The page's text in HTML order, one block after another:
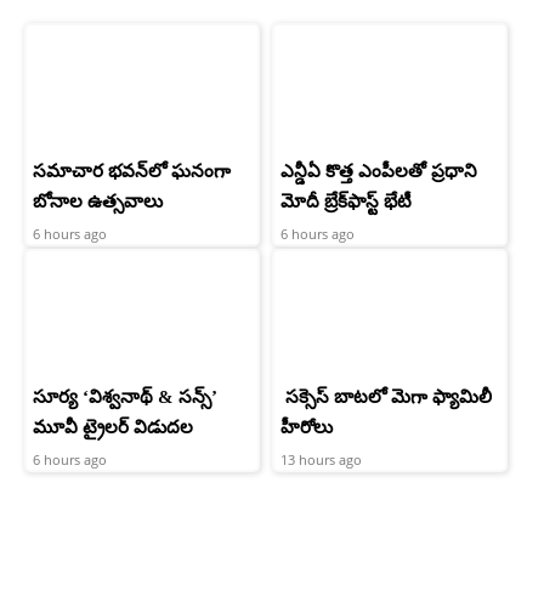
సమాచార భవన్‌లో ఘనంగా
బోనాల ఉత్సవాలు
6 hours ago
ఎన్డీఏ కొత్త ఎంపీలతో ప్రధాని
మోదీ బ్రేక్‌ఫాస్ట్ భేటీ
6 hours ago
సూర్య ‘విశ్వనాథ్ & సన్స్’
మూవీ ట్రైలర్ విడుదల
6 hours ago
సక్సెస్ బాటలో మెగా ఫ్యామిలీ
హీరోలు
13 hours ago